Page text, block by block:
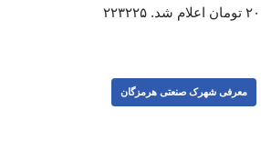
معرفی شهرک صنعتی هرمزگان